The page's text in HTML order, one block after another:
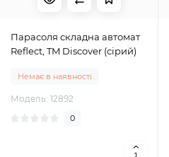
Парасоля складна автомат
Reflect, TM Discover (сірий)
Немає в наявності
Модель: 12892
0